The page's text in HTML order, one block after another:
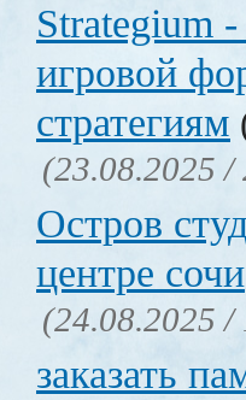
Strategium
игровой
стратегиям
(23.08.2025 /
Остров
центре сочи
(24.08.2025 /
заказать